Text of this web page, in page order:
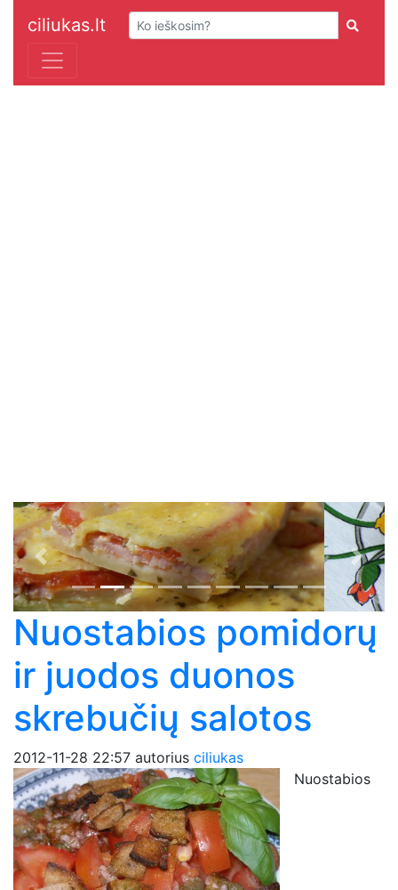
ciliukas.lt
Previous Next
Nuostabios pomidorų
ir juodos duonos
skrebučių salotos
2012-11-28 22:57 autorius ciliukas
Nuostabios